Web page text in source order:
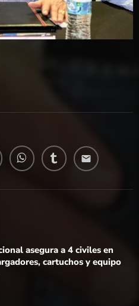
email
asegura a 4 civiles en
cartuchos y equipo